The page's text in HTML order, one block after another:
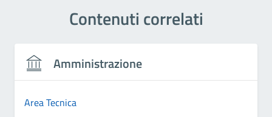
Contenuti correlati
Amministrazione
Area Tecnica